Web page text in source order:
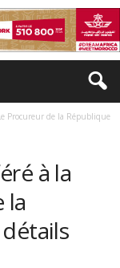
Procureur de la République
à la
la